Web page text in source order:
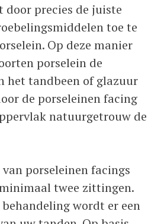
precies de juiste
toe te
Op deze manier
porselein de
het tandbeen of glazuur
de porseleinen facing
natuurgetrouw de
porseleinen facings
twee zittingen.
wordt er een